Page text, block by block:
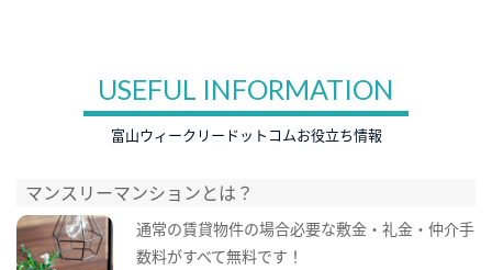
USEFUL INFORMATION
富山ウィークリードットコムお役立ち情報
マンスリーマンションとは？
通常の賃貸物件の場合必要な敷金・礼金・仲介手
数料がすべて無料です！